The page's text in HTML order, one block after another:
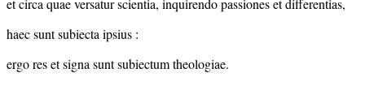
et circa quae versatur scientia, inquirendo passiones et differentias,
haec sunt subiecta ipsius :
ergo res et signa sunt subiectum theologiae.